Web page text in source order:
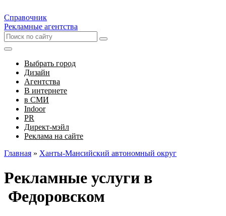
Справочник
Рекламные агентства
Выбрать город
Дизайн
Агентства
В интернете
в СМИ
Indoor
PR
Директ-мэйл
Реклама на сайте
Главная » Ханты-Мансийский автономный округ
Рекламные услуги в
Федоровском